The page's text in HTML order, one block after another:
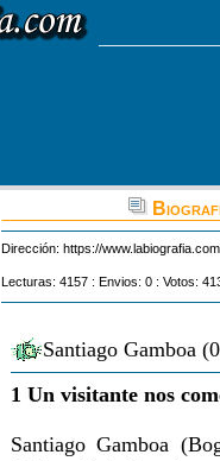
Dirección: https://
Lecturas: 4157 : Envios: 0 : Votos:
Santiago Gamboa
1 Un visitante nos
Santiago Gamboa